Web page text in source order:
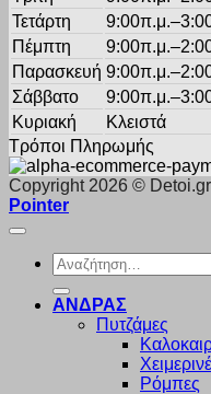
Τετάρτη
Πέμπτη
Παρασκευή
Σάββατο
Κυριακή
Κλειστά
Τρόποι Πληρωμής
Copyright 2026 ©
Pointer
Αναζήτηση
για:
ΑΝΔΡΑΣ
Πυτζάμες
Ρόμπες